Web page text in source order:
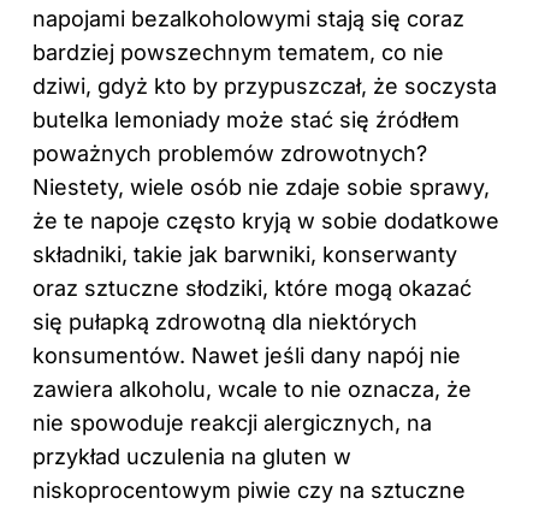
napojami bezalkoholowymi stają się coraz
bardziej powszechnym tematem, co nie
dziwi, gdyż kto by przypuszczał, że soczysta
butelka lemoniady może stać się źródłem
poważnych problemów zdrowotnych?
Niestety, wiele osób nie zdaje sobie sprawy,
że te napoje często kryją w sobie dodatkowe
składniki, takie jak barwniki, konserwanty
oraz sztuczne słodziki, które mogą okazać
się pułapką zdrowotną dla niektórych
konsumentów. Nawet jeśli dany napój nie
zawiera alkoholu, wcale to nie oznacza, że
nie spowoduje reakcji alergicznych, na
przykład uczulenia na gluten w
niskoprocentowym piwie czy na sztuczne